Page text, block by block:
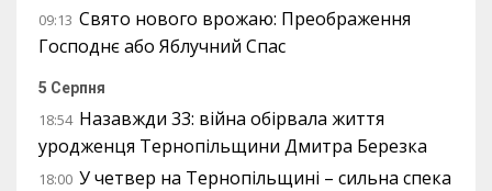
09:13 Свято нового врожаю: Преображення
Господнє або Яблучний Спас
5 Серпня
18:54 Назавжди 33: війна обірвала життя
уродженця Тернопільщини Дмитра Березка
18:00 У четвер на Тернопільщині – сильна спека